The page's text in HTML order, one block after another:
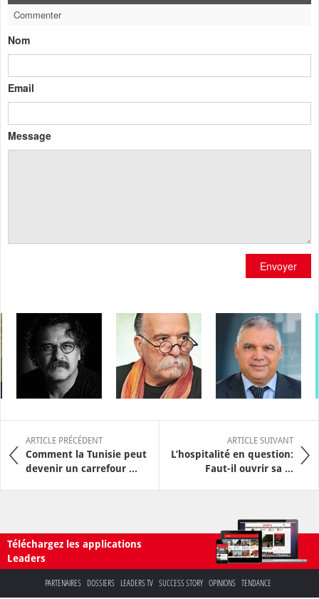
Commenter
Nom
Email
Message
Envoyer
ARTICLE PRÉCÉDENT
Comment la Tunisie peut
devenir un carrefour ...
ARTICLE SUIVANT
L’hospitalité en question:
Faut-il ouvrir sa ...
Téléchargez les applications
Leaders
PARTENAIRES DOSSIERS LEADERS TV SUCCESS STORY OPINIONS TENDANCE